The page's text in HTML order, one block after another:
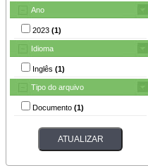
Ano
2023 (1)
Idioma
Inglês (1)
Tipo do arquivo
Documento (1)